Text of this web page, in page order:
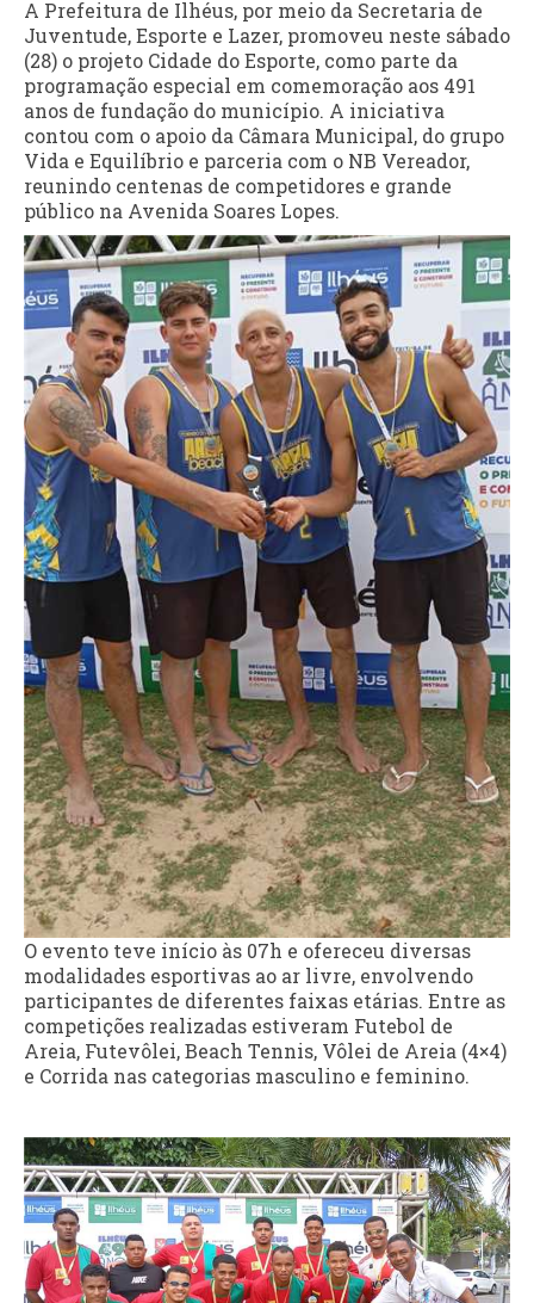
A Prefeitura de Ilhéus, por meio da Secretaria de
Juventude, Esporte e Lazer, promoveu neste sábado
(28) o projeto Cidade do Esporte, como parte da
programação especial em comemoração aos 491
anos de fundação do município. A iniciativa
contou com o apoio da Câmara Municipal, do grupo
Vida e Equilíbrio e parceria com o NB Vereador,
reunindo centenas de competidores e grande
público na Avenida Soares Lopes.
O evento teve início às 07h e ofereceu diversas
modalidades esportivas ao ar livre, envolvendo
participantes de diferentes faixas etárias. Entre as
competições realizadas estiveram Futebol de
Areia, Futevôlei, Beach Tennis, Vôlei de Areia (4×4)
e Corrida nas categorias masculino e feminino.